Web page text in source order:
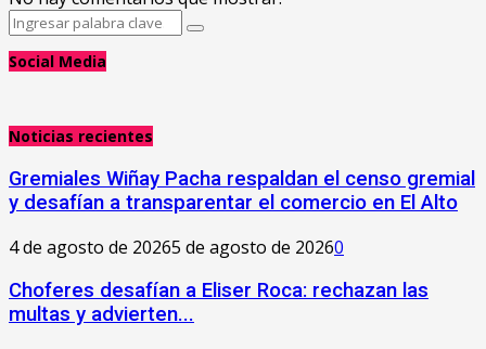
Search
Search
Social Media
Noticias recientes
Gremiales Wiñay Pacha respaldan el censo gremial
y desafían a transparentar el comercio en El Alto
4 de agosto de 20265 de agosto de 20260
Choferes desafían a Eliser Roca: rechazan las
multas y advierten...